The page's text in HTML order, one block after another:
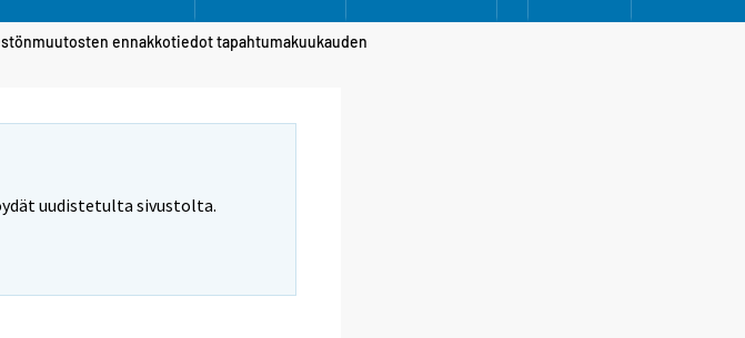
ennakkotiedot tapahtumakuukauden
uudistetulta sivustolta.